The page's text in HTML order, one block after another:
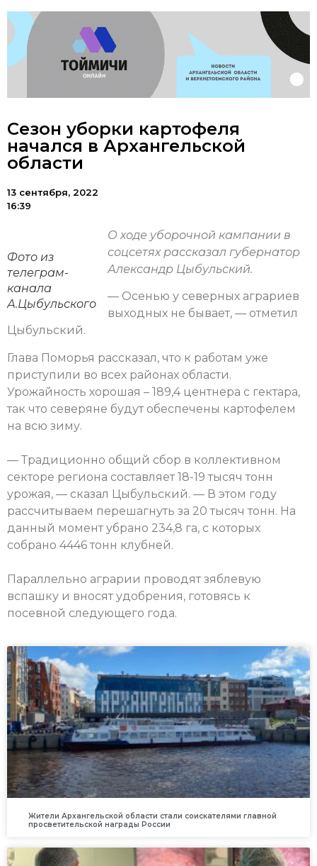
Сезон уборки картофеля
начался в Архангельской
области
13 сентября, 2022
16:39
Фото из
телеграм-
канала
А.Цыбульского
О ходе уборочной кампании в
соцсетях рассказал губернатор
Александр Цыбульский.
— Осенью у северных аграриев
выходных не бывает, — отметил
Цыбульский.
Глава Поморья рассказал, что к работам уже
приступили во всех районах области.
Урожайность хорошая – 189,4 центнера с гектара,
так что северяне будут обеспечены картофелем
на всю зиму.
— Традиционно общий сбор в коллективном
секторе региона составляет 18-19 тысяч тонн
урожая, — сказал Цыбульский. — В этом году
рассчитываем перешагнуть за 20 тысяч тонн. На
данный момент убрано 234,8 га, с которых
собрано 4446 тонн клубней.
Параллельно аграрии проводят зяблевую
вспашку и вносят удобрения, готовясь к
посевной следующего года.
Жители Архангельской области стали соискателями главной
просветительской награды России